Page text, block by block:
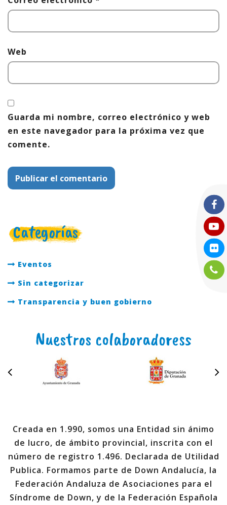
Web
Guarda mi nombre, correo electrónico y web
en este navegador para la próxima vez que
comente.
Categorías
Eventos
Sin categorizar
Transparencia y buen gobierno
Nuestros colaboradoress
Creada en 1.990, somos una Entidad sin ánimo
de lucro, de ámbito provincial, inscrita con el
número de registro 1.496. Declarada de Utilidad
Publica. Formamos parte de Down Andalucía, la
Federación Andaluza de Asociaciones para el
Síndrome de Down, y de la Federación Española